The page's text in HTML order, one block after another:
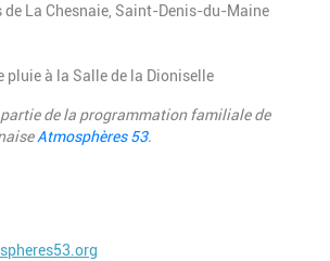
de La Chesnaie, Saint-Denis-du-Maine
pluie à la Salle de la Dioniselle
de la programmation familiale de
Atmosphères 53.